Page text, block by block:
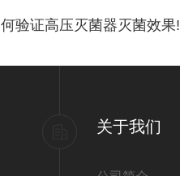
验证高压灭菌器灭菌效果!
关于我们